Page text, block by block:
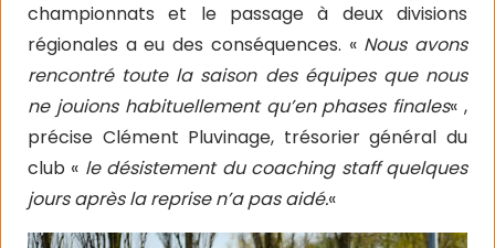
championnats et le passage à deux divisions
régionales a eu des conséquences. « Nous avons
rencontré toute la saison des équipes que nous
ne jouions habituellement qu’en phases finales« ,
précise Clément Pluvinage, trésorier général du
club « le désistement du coaching staff quelques
jours après la reprise n’a pas aidé.«